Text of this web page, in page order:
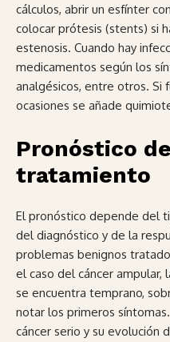
cálculos, abrir un esfínter
colocar prótesis (stents) si
estenosis. Cuando hay
medicamentos según los
analgésicos, entre otros. Si
ocasiones se añade
Pronóstico
tratamiento
El pronóstico depende del
del diagnóstico y de la
problemas benignos
el caso del cáncer ampular,
se encuentra temprano,
notar los primeros
cáncer serio y su evolución